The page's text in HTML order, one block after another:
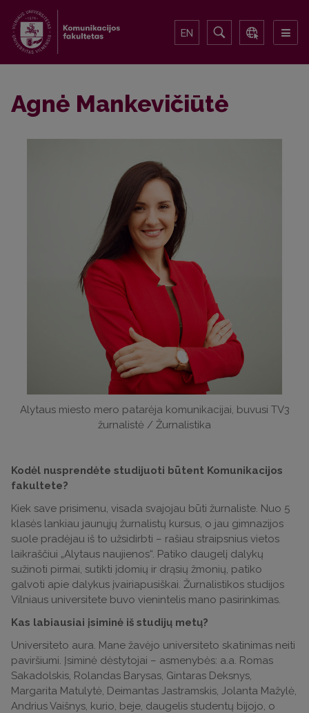
EN
Agnė Mankevičiūtė
Alytaus miesto mero patarėja komunikacijai, buvusi TV3
žurnalistė / Žurnalistika
Kodėl nusprendėte studijuoti būtent Komunikacijos
fakultete?
Kiek save prisimenu, visada svajojau būti žurnaliste. Nuo 5
klasės lankiau jaunųjų žurnalistų kursus, o jau gimnazijos
suole pradėjau iš to užsidirbti – rašiau straipsnius vietos
laikraščiui „Alytaus naujienos“. Patiko daugelį dalykų
sužinoti pirmai, sutikti įdomių ir drąsių žmonių, patiko
galvoti apie dalykus įvairiapusiškai. Žurnalistikos studijos
Vilniaus universitete buvo vienintelis mano pasirinkimas.
Kas labiausiai įsiminė iš studijų metų?
Universiteto aura. Mane žavėjo universiteto skatinimas neiti
paviršiumi. Įsiminė dėstytojai – asmenybės: a.a. Romas
Sakadolskis, Rolandas Barysas, Gintaras Deksnys,
Margarita Matulytė, Deimantas Jastramskis, Jolanta Mažylė,
Andrius Vaišnys, kurio, beje, daugelis studentų bijojo, o